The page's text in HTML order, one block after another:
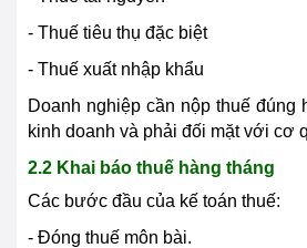
- Thuế tiêu thụ đặc biệt
- Thuế xuất nhập khẩu
Doanh nghiệp cần nộp thuế đúng
kinh doanh và phải đối mặt với cơ
2.2 Khai báo thuế hàng tháng
Các bước đầu của kế toán thuế:
- Đóng thuế môn bài.